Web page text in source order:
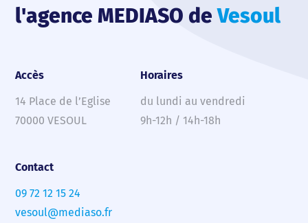
l'agence MEDIASO deVesoul
Accès
14 Place de l’Eglise
70000 VESOUL
Horaires
du lundi au vendredi
9h-12h / 14h-18h
Contact
09 72 12 15 24
vesoul@mediaso.fr